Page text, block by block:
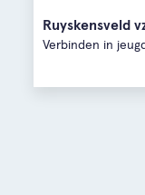
Ruyskensveld
Verbinden in